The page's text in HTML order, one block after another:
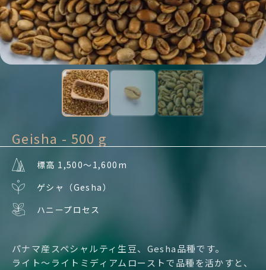
Geisha - 500 g
標高 1,500〜1,600m
ゲシャ（Gesha）
ハニープロセス
パナマ産スペシャルティ生豆、Gesha品種です。
ライト〜ライトミディアムローストで品種を活かすと、